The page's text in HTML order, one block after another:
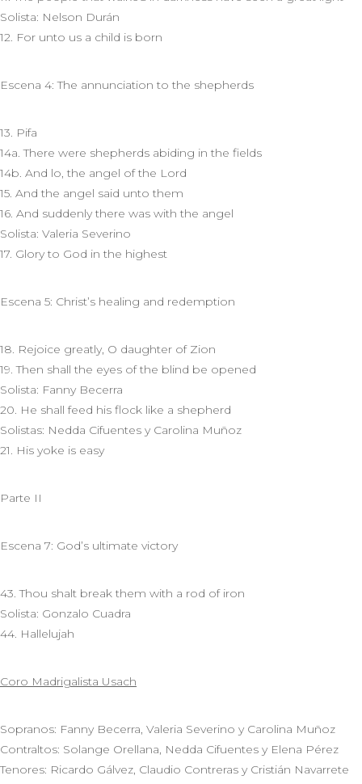
Solista: Nelson Durán
12. For unto us a child is born
Escena 4: The annunciation to the shepherds
13. Pifa
14a. There were shepherds abiding in the fields
14b. And lo, the angel of the Lord
15. And the angel said unto them
16. And suddenly there was with the angel
Solista: Valeria Severino
17. Glory to God in the highest
Escena 5: Christ’s healing and redemption
18. Rejoice greatly, O daughter of Zion
19. Then shall the eyes of the blind be opened
Solista: Fanny Becerra
20. He shall feed his flock like a shepherd
Solistas: Nedda Cifuentes y Carolina Muñoz
21. His yoke is easy
Parte II
Escena 7: God’s ultimate victory
43. Thou shalt break them with a rod of iron
Solista: Gonzalo Cuadra
44. Hallelujah
Coro Madrigalista Usach
Sopranos: Fanny Becerra, Valeria Severino y Carolina Muñoz
Contraltos: Solange Orellana, Nedda Cifuentes y Elena Pérez
Tenores: Ricardo Gálvez, Claudio Contreras y Cristián Navarrete